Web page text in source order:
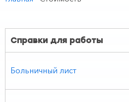
Справки для работы
Больничный лист